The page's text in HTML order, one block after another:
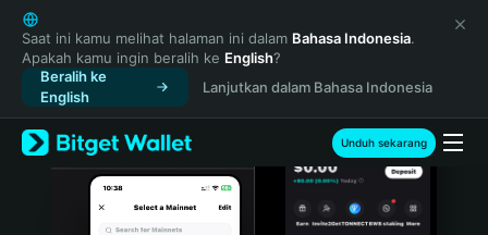
English
日本語
Tiếng Việt
Русский
Español (Latinoamérica)
Türkçe
Italiano
Saat ini kamu melihat halaman ini dalam Bahasa Indonesia.
Apakah kamu ingin beralih ke English?
Beralih ke
English
Lanjutkan dalam Bahasa Indonesia
Unduh sekarang